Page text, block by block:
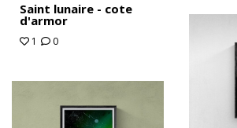
Saint lunaire - cote
d'armor
1 0